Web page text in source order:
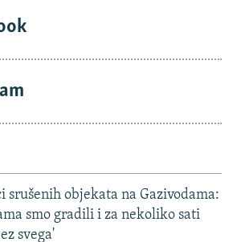
srušenih objekata na Gazivodama:
smo gradili i za nekoliko sati
svega'